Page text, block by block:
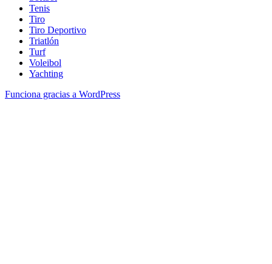
Tenis
Tiro
Tiro Deportivo
Triatlón
Turf
Voleibol
Yachting
Funciona gracias a WordPress